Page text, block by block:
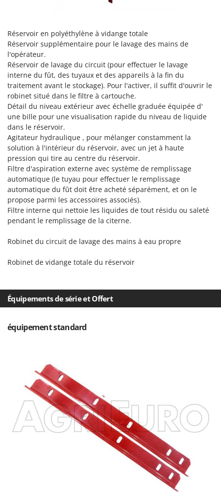
Redback
Resto Italia
Ribimex
Ripartrak
Ritter
River Systems
Robomow
Rossofuoco
Rover Pompe
Royal Food
Ryobi
S
S.T.P.
Sbaraglia
Schnitzer
Shark
Silky
Smartwood
Smeg
Snapper
Solidur
Spice Electronics
Réservoir en polyéthylène à vidange totale
Réservoir supplémentaire pour le lavage des mains de
l'opérateur.
Réservoir de lavage du circuit (pour effectuer le lavage
interne du fût, des tuyaux et des appareils à la fin du
traitement avant le stockage). Pour l'activer, il suffit d'ouvrir le
robinet situé dans le filtre à cartouche.
Détail du niveau extérieur avec échelle graduée équipée d'
une bille pour une visualisation rapide du niveau de liquide
dans le réservoir.
Agitateur hydraulique , pour mélanger constamment la
solution à l'intérieur du réservoir, avec un jet à haute
pression qui tire au centre du réservoir.
Filtre d'aspiration externe avec système de remplissage
automatique (le tuyau pour effectuer le remplissage
automatique du fût doit être acheté séparément, et on le
propose parmi les accessoires associés).
Filtre interne qui nettoie les liquides de tout résidu ou saleté
pendant le remplissage de la citerne.
Robinet du circuit de lavage des mains à eau propre
Robinet de vidange totale du réservoir
Équipements de série et Offert
équipement standard